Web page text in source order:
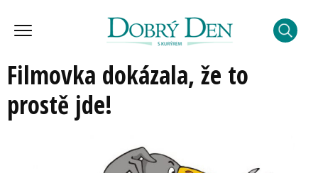
Filmovka dokázala, že to
prostě jde!